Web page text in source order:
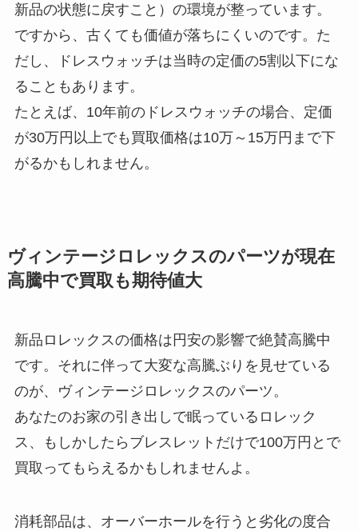
新品の状態に戻すこと）の環境が整っています。
ですから、古くても価値が落ちにくいのです。た
だし、ドレスウォッチは当時の定価の5割以下にな
ることもあります。
たとえば、10年前のドレスウォッチの場合、定価
が30万円以上でも買取価格は10万～15万円まで下
がるかもしれません。
ヴィンテージロレックスのパーツが現在
高騰中で買取も期待値大
新品ロレックスの価格は円安の影響で絶賛高騰中
です。それに伴って大変な高騰ぶりを見せている
のが、ヴィンテージロレックスのパーツ。
あなたのお家の引き出しで眠っているロレック
ス、もしかしたらブレスレットだけで100万円とで
買取ってもらえるかもしれませんよ。
消耗部品は、オーバーホールを行うと劣化の度合